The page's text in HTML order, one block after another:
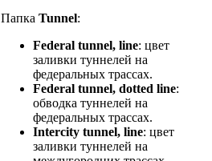
Папка Tunnel:
Federal tunnel, line: цвет
заливки туннелей на
федеральных трассах.
Federal tunnel, dotted line:
обводка туннелей на
федеральных трассах.
Intercity tunnel, line: цвет
заливки туннелей на